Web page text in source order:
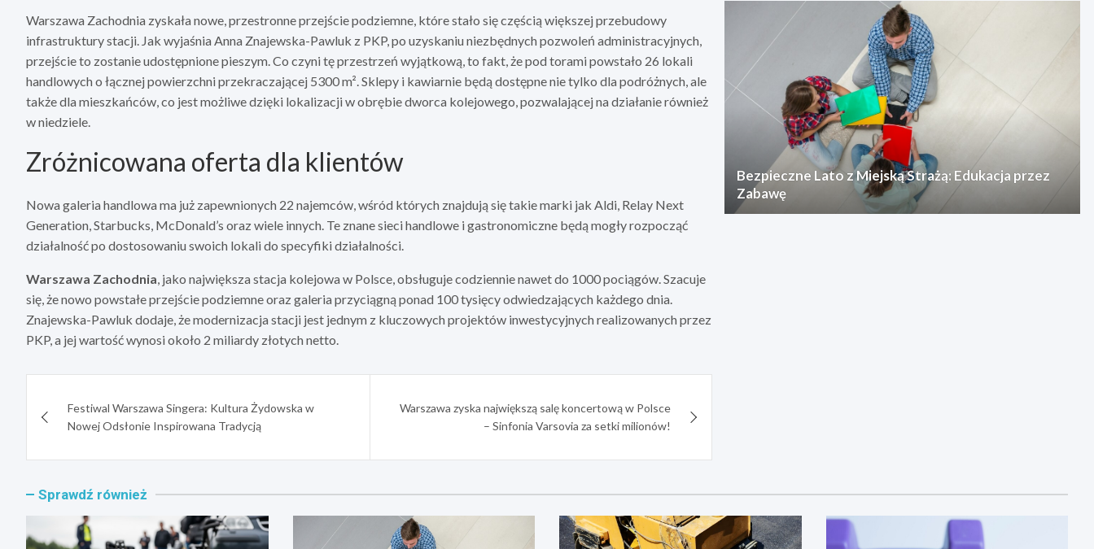
Warszawa Zachodnia zyskała nowe, przestronne przejście podziemne, które stało się częścią większej przebudowy
infrastruktury stacji. Jak wyjaśnia Anna Znajewska-Pawluk z PKP, po uzyskaniu niezbędnych pozwoleń administracyjnych,
przejście to zostanie udostępnione pieszym. Co czyni tę przestrzeń wyjątkową, to fakt, że pod torami powstało 26 lokali
handlowych o łącznej powierzchni przekraczającej 5300 m². Sklepy i kawiarnie będą dostępne nie tylko dla podróżnych, ale
także dla mieszkańców, co jest możliwe dzięki lokalizacji w obrębie dworca kolejowego, pozwalającej na działanie również
w niedziele.
Zróżnicowana oferta dla klientów
Nowa galeria handlowa ma już zapewnionych 22 najemców, wśród których znajdują się takie marki jak Aldi, Relay Next
Generation, Starbucks, McDonald’s oraz wiele innych. Te znane sieci handlowe i gastronomiczne będą mogły rozpocząć
działalność po dostosowaniu swoich lokali do specyfiki działalności.
Warszawa Zachodnia, jako największa stacja kolejowa w Polsce, obsługuje codziennie nawet do 1000 pociągów. Szacuje
się, że nowo powstałe przejście podziemne oraz galeria przyciągną ponad 100 tysięcy odwiedzających każdego dnia.
Znajewska-Pawluk dodaje, że modernizacja stacji jest jednym z kluczowych projektów inwestycyjnych realizowanych przez
PKP, a jej wartość wynosi około 2 miliardy złotych netto.
wpisuFestiwal Warszawa Singera: Kultura Żydowska w
Nowej Odsłonie Inspirowana Tradycją
Warszawa zyska największą salę koncertową w Polsce
– Sinfonia Varsovia za setki milionów!
Bezpieczne Lato z Miejską Strażą: Edukacja przez
Zabawę
Sprawdź również